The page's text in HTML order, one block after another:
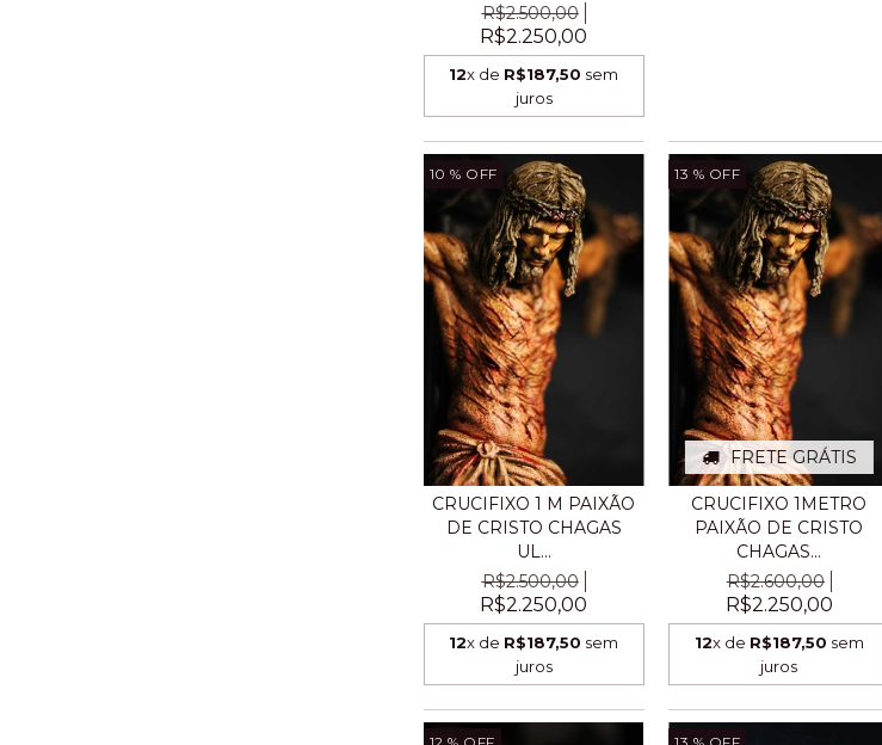
R$2.500,00
R$2.250,00
12x de R$187,50 sem
juros
10 % OFF
CRUCIFIXO 1 M PAIXÃO
DE CRISTO CHAGAS
UL...
R$2.500,00
R$2.250,00
12x de R$187,50 sem
juros
13 % OFF
FRETE GRÁTIS
CRUCIFIXO 1METRO
PAIXÃO DE CRISTO
CHAGAS...
R$2.600,00
R$2.250,00
12x de R$187,50 sem
juros